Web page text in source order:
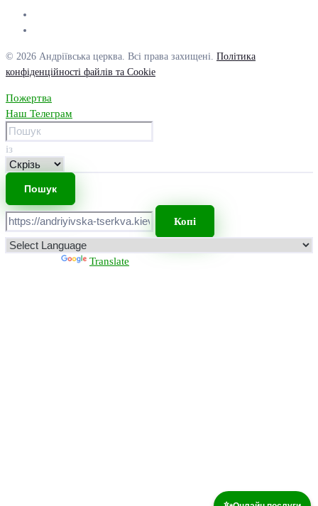
© 2026 Андріївська церква. Всі права захищені. Політика
конфіденційності файлів та Cookie
Пожертва
Наш Телеграм
із
Копі
Translate